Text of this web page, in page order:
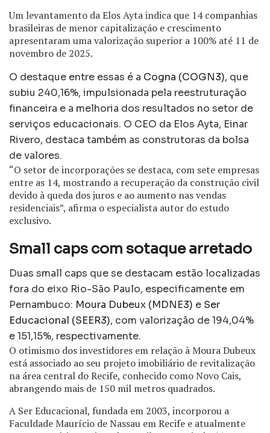
Um levantamento da Elos Ayta indica que 14 companhias
brasileiras de menor capitalização e crescimento
apresentaram uma valorização superior a 100% até 11 de
novembro de 2025.
O destaque entre essas é a Cogna (COGN3), que
subiu 240,16%, impulsionada pela reestruturação
financeira e a melhoria dos resultados no setor de
serviços educacionais. O CEO da Elos Ayta, Einar
Rivero, destaca também as construtoras da bolsa
de valores.
“O setor de incorporações se destaca, com sete empresas
entre as 14, mostrando a recuperação da construção civil
devido à queda dos juros e ao aumento nas vendas
residenciais”, afirma o especialista autor do estudo
exclusivo.
Small caps com sotaque arretado
Duas small caps que se destacam estão localizadas
fora do eixo Rio-São Paulo, especificamente em
Pernambuco: Moura Dubeux (MDNE3) e Ser
Educacional (SEER3), com valorização de 194,04%
e 151,15%, respectivamente.
O otimismo dos investidores em relação à Moura Dubeux
está associado ao seu projeto imobiliário de revitalização
na área central do Recife, conhecido como Novo Cais,
abrangendo mais de 150 mil metros quadrados.
A Ser Educacional, fundada em 2003, incorporou a
Faculdade Maurício de Nassau em Recife e atualmente